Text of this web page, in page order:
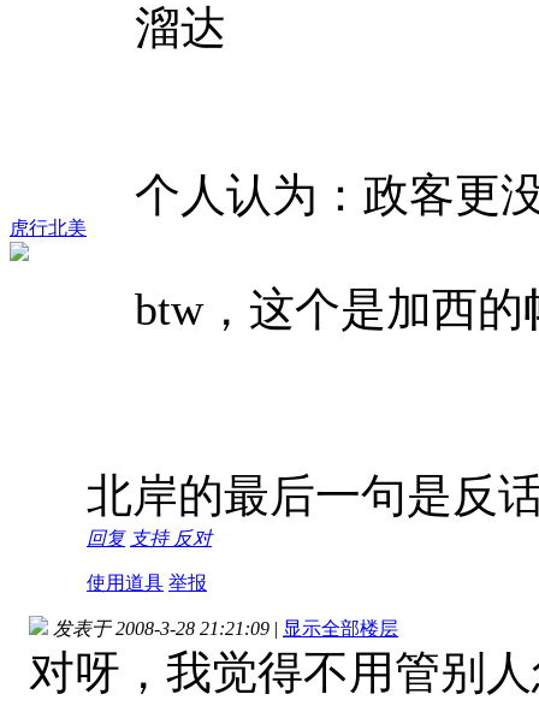
虎行北美
溜达
个人认为：政客更
btw，这个是加西的
北岸的最后一句是反
回复 支持 反对
使用道具 举报
发表于 2008-3-28 21:21:09 | 显示全部楼层
对呀，我觉得不用管别